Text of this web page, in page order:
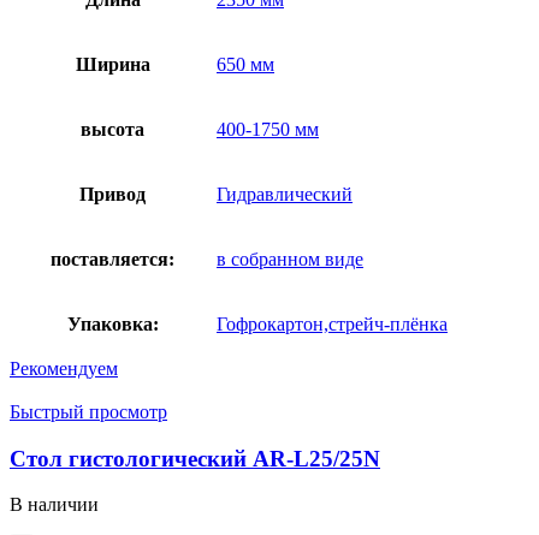
Ширина 650 мм
высота 400-1750 мм
Привод Гидравлический
поставляется: в собранном виде
Упаковка: Гофрокартон,стрейч-плёнка
Рекомендуем
Быстрый просмотр
Стол гистологический AR-L25/25N
В наличии